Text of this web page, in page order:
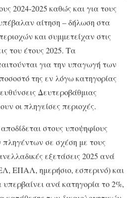
2024-2025 καθώς και για τους
αίτηση – δήλωση στα
και συμμετείχαν στις
του έτους 2025. Τα
για την υπαγωγή των
της εν λόγω κατηγορίας
Δευτεροβάθμιας
οι πληγείσες περιοχές.
στους υποψηφίους
πληγέντων σε σχέση με τους
εξετάσεις 2025 ανά
ΕΠΑΛ, ημερήσιο, εσπερινό) και
υπερβαίνει ανά κατηγορία το 2%,